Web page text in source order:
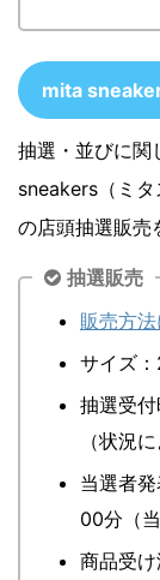
mita
抽選・並びに関
sneakers（ミタ
の店頭抽選販売
抽選販売
販売方
サイズ
抽選受
（状況
当選者
00分（
商品受